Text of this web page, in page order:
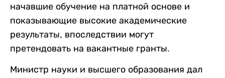
начавшие обучение на платной основе и
показывающие высокие академические
результаты, впоследствии могут
претендовать на вакантные гранты.
Министр науки и высшего образования дал